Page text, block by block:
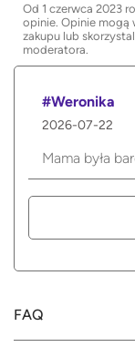
Od 1 czerwca 2023
opinie. Opinie mogą
zakupu lub
moderatora.
#Weronika
2026-07-22
Mama była
FAQ